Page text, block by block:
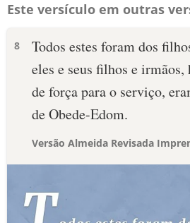
Este versículo em outras
8
Todos estes foram dos
eles e seus filhos e irmãos,
de força para o serviço,
de Obede-Edom.
Versão Almeida Revisada